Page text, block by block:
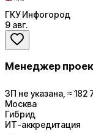
ГКУ Инфогород
9 авг.
Менеджер
ЗП не указана, ≈ 182
Москва
Гибрид
ИТ-аккредитация